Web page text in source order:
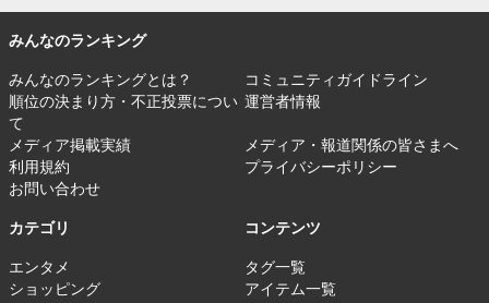
みんなのランキング
みんなのランキングとは？
コミュニティガイドライン
順位の決まり方・不正投票につい
て
運営者情報
メディア掲載実績
メディア・報道関係の皆さまへ
利用規約
プライバシーポリシー
お問い合わせ
カテゴリ
エンタメ
ショッピング
コンテンツ
タグ一覧
アイテム一覧